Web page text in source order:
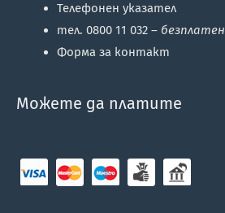
Телефонен указател
тел. 0800 11 032 – безплатен
Форма за контакт
Можете да платите